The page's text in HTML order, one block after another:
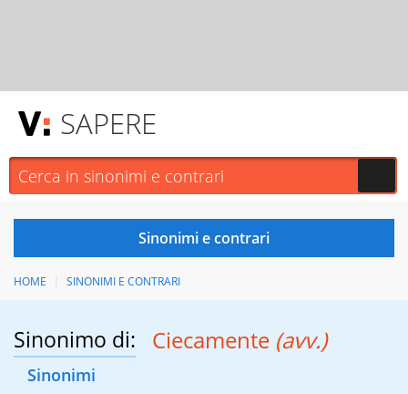
SAPERE
HOME SINONIMI E CONTRARI
Sinonimo di: Ciecamente (avv.)
Sinonimi